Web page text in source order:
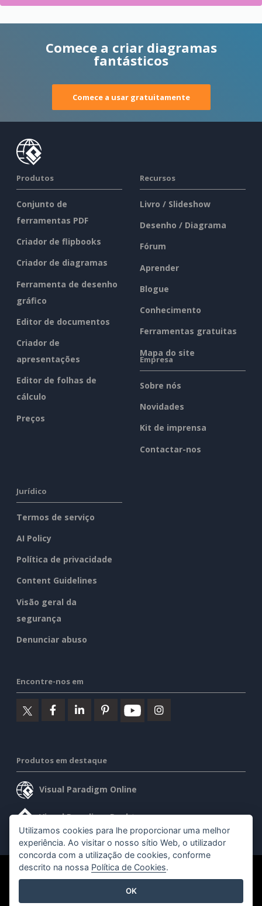
Comece a criar diagramas
fantásticos
Comece a usar gratuitamente
Produtos
Conjunto de
ferramentas PDF
Criador de flipbooks
Criador de diagramas
Ferramenta de desenho
gráfico
Editor de documentos
Criador de
apresentações
Editor de folhas de
cálculo
Preços
Recursos
Livro / Slideshow
Desenho / Diagrama
Fórum
Aprender
Blogue
Conhecimento
Ferramentas gratuitas
Mapa do site
Empresa
Sobre nós
Novidades
Kit de imprensa
Contactar-nos
Jurídico
Termos de serviço
AI Policy
Política de privacidade
Content Guidelines
Visão geral da
segurança
Denunciar abuso
Encontre-nos em
Produtos em destaque
Visual Paradigm Online
Visual Paradigm Desktop
©2026 by Visual Paradigm. Todos os direitos reservados.
Utilizamos cookies para lhe proporcionar uma melhor
experiência. Ao visitar o nosso sítio Web, o utilizador
concorda com a utilização de cookies, conforme
descrito na nossa Política de Cookies.
OK